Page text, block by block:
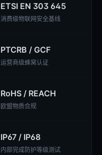
ETSI EN 303 645
消费级物联网安全基线
PTCRB / GCF
运营商级蜂窝认证
RoHS / REACH
欧盟物质合规
IP67 / IP68
内部完成防护等级测试